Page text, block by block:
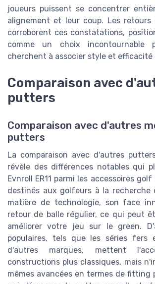
joueurs puissent se concentrer
alignement et leur coup. Les retours
corroborent ces constatations,
comme un choix incontournable
cherchent à associer style et efficacité
Comparaison avec
putters
Comparaison avec d'autres
putters
La comparaison avec d'autres
révèle des différences notables qui
Evnroll ER11 parmi les accessoires
destinés aux golfeurs à la recherche
matière de technologie, son face
retour de balle régulier, ce qui peut
améliorer votre jeu sur le green.
populaires, tels que les séries fers
d'autres marques, mettent
constructions plus classiques, mais
mêmes avancées en termes de fitting